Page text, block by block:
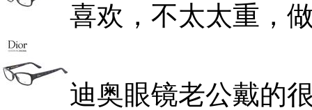
喜欢，不太太重，
迪奥眼镜老公戴的